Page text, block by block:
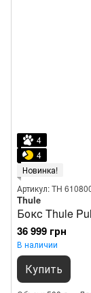
4
4
Новинка!
Артикул: TH
Thule
Бокс Thule
36 999 грн
В наличии
Купить